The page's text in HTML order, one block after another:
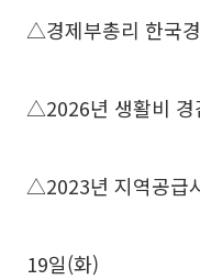
△경제부총리 한국
△2026년 생활비 경
△2023년 지역공급
19일(화)